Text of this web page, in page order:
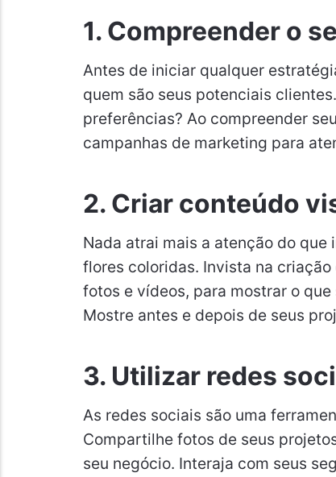
1. Compreender o
Antes de iniciar qualquer
quem são seus potenciais
preferências? Ao compreender
campanhas de marketing para
2. Criar conteúdo
Nada atrai mais a atenção do
flores coloridas. Invista na
fotos e vídeos, para mostrar o
Mostre antes e depois de seus
3. Utilizar redes
As redes sociais são uma
Compartilhe fotos de seus
seu negócio. Interaja com seus